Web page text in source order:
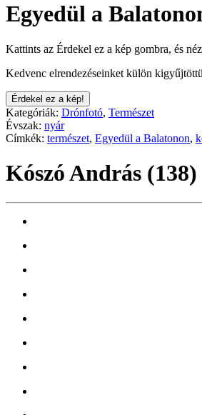
Egyedül a
Kattints az Érdekel ez a kép gombra, és
Kedvenc elrendezéseinket külön
Érdekel ez a kép!
Kategóriák: Drónfotó, Természet
Évszak: nyár
Címkék: természet, Egyedül a Balatonon,
Kószó András (138)